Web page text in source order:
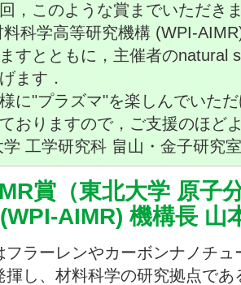
，このような賞までいただき
科学高等研究機構 (WPI-
すとともに，主催者のnatural
ます．
に"プラズマ"を楽しんでいた
おりますので，ご支援のほど
工学研究科 畠山・金子研究
賞（東北大学 原子
AIMR) 機構長 山
フラーレンやカーボンナノチ
揮し、材料科学の研究拠点で